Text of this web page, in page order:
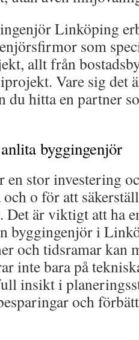
Linköping
som
allt från
Vare sig det
du hitta en partner
byggingenjör
en stor investering
o för att
Det är viktigt att ha
byggingenjör i
och tidsramar kan
inte bara på
insikt i
och